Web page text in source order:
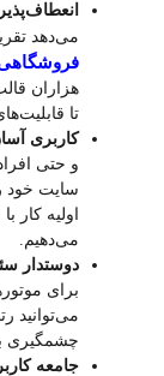
می‌دهد
هزاران
تا
کاربری
و حتی
سایت خود
اولیه کار
می‌دهیم.
دوستدار
برای
می‌توانید
چشمگیری
جامعه